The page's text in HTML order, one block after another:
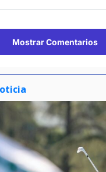
Mostrar Comentarios